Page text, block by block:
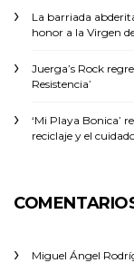
La barriada
honor a la Virgen
Juerga’s Rock
Resistencia’
‘Mi Playa Bonica’
reciclaje y el
Miguel Ángel